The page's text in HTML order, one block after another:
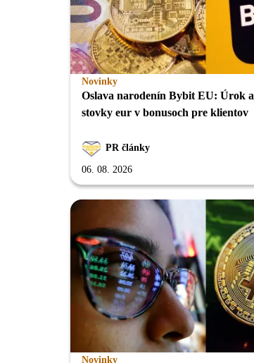
Novinky
Oslava narodenín Bybit EU: Úrok
stovky eur v bonusoch pre klientov
PR články
06. 08. 2026
Novinky